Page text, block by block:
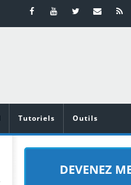
Tutoriels Outils
DEVENEZ